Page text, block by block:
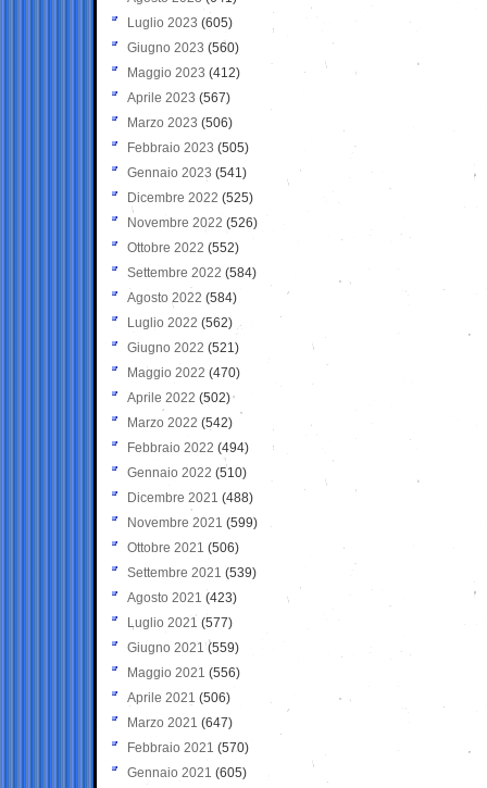
Luglio 2023 (605)
Giugno 2023 (560)
Maggio 2023 (412)
Aprile 2023 (567)
Marzo 2023 (506)
Febbraio 2023 (505)
Gennaio 2023 (541)
Dicembre 2022 (525)
Novembre 2022 (526)
Ottobre 2022 (552)
Settembre 2022 (584)
Agosto 2022 (584)
Luglio 2022 (562)
Giugno 2022 (521)
Maggio 2022 (470)
Aprile 2022 (502)
Marzo 2022 (542)
Febbraio 2022 (494)
Gennaio 2022 (510)
Dicembre 2021 (488)
Novembre 2021 (599)
Ottobre 2021 (506)
Settembre 2021 (539)
Agosto 2021 (423)
Luglio 2021 (577)
Giugno 2021(559)
Maggio 2021 (556)
Aprile 2021 (506)
Marzo 2021 (647)
Febbraio 2021 (570)
Gennaio 2021 (605)